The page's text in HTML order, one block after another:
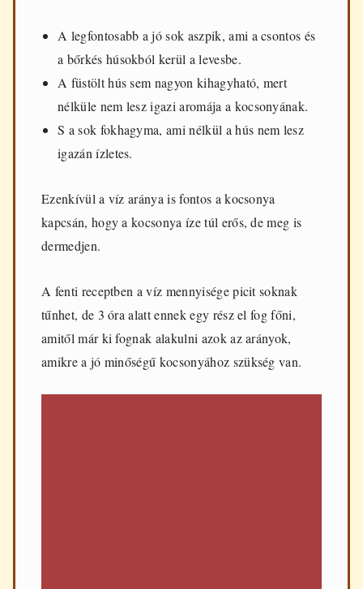
A legfontosabb a jó sok aszpik, ami a csontos és
a bőrkés húsokból kerül a levesbe.
A füstölt hús sem nagyon kihagyható, mert
nélküle nem lesz igazi aromája a kocsonyának.
S a sok fokhagyma, ami nélkül a hús nem lesz
igazán ízletes.
Ezenkívül a víz aránya is fontos a kocsonya
kapcsán, hogy a kocsonya íze túl erős, de meg is
dermedjen.
A fenti receptben a víz mennyisége picit soknak
tűnhet, de 3 óra alatt ennek egy rész el fog főni,
amitől már ki fognak alakulni azok az arányok,
amikre a jó minőségű kocsonyához szükség van.